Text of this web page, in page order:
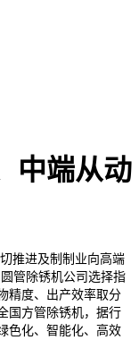
中端从动
推进及制制业向高端
管除锈机公司选择指
精度、出产效率取分
国方管除锈机，据行
色化、智能化、高效